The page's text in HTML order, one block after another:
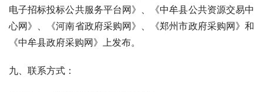
电子招标投标公共服务平台网》、《中牟县公共资源交易中
心网》、《河南省政府采购网》、《郑州市政府采购网》和
《中牟县政府采购网》上发布。
九、联系方式：